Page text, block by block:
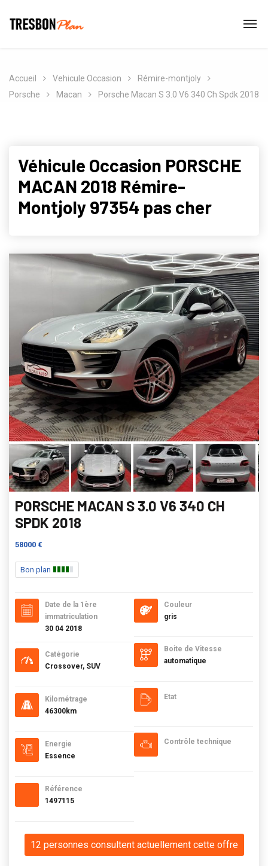
Accueil Vehicule Occasion
Rémire-montjoly
Porsche
Macan Porsche Macan S 3.0 V6 340 Ch Spdk 2018
Véhicule Occasion PORSCHE
MACAN 2018 Rémire-
Montjoly 97354 pas cher
PORSCHE MACAN S 3.0 V6 340 CH
SPDK 2018
58000 €
Bon plan
Date de la 1ère
immatriculation
30 04 2018
Catégorie
Crossover, SUV
Kilométrage
46300km
Energie
Essence
Référence
1497115
Couleur
gris
Boite de Vitesse
automatique
Etat
Contrôle technique
12 personnes consultent actuellement cette offre